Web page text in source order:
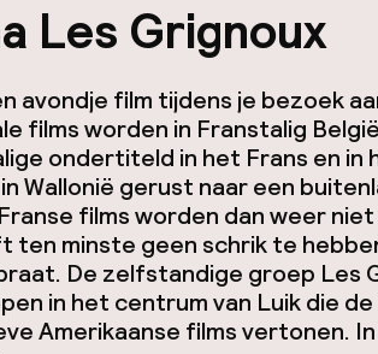
Les Grignoux
avondje film tijdens je bezoek
films worden in Franstalig
ondertiteld in het Frans en in
Wallonië gerust naar een
films worden dan weer
ten minste geen schrik te
De zelfstandige groep Les
in het centrum van Luik die
Amerikaanse films vertonen.